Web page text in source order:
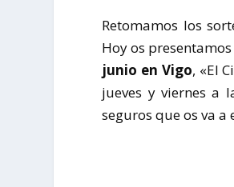
Retomamos los
Hoy os
junio en Vigo, «El
jueves y viernes a
seguros que os va a